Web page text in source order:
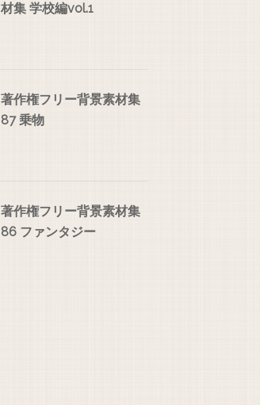
材集 学校編vol.1
著作権フリー背景素材集
87 乗物
著作権フリー背景素材集
86 ファンタジー